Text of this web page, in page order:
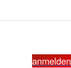
anmelden